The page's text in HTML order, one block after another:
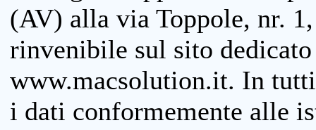
(AV) alla via Toppole, nr.
rinvenibile sul sito
www.macsolution.it. In
i dati conformemente alle